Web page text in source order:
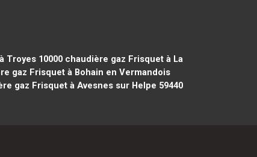
Troyes 10000chaudière gaz Frisquet à La
gaz Frisquet à Bohain en Vermandois
gaz Frisquet à Avesnes sur Helpe 59440